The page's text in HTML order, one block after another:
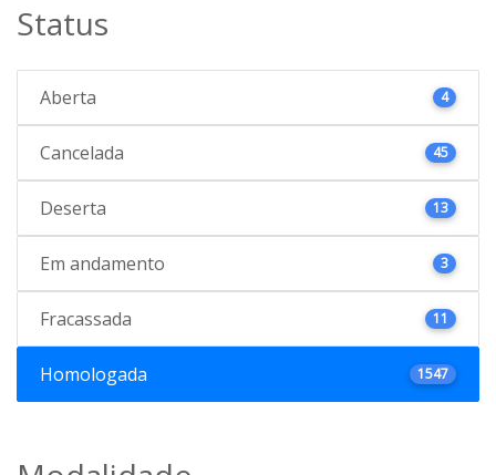
Status
Aberta 4
Cancelada 45
Deserta 13
Em andamento 3
Fracassada 11
Homologada 1547